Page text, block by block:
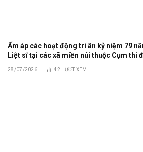
Ấm áp các hoạt động tri ân kỷ niệm 79
Liệt sĩ tại các xã miền núi thuộc Cụm thi
28/07/2026 42 LƯỢT XEM